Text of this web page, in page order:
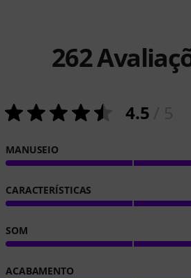
262
4.5
MANUSEIO
CARACTERÍSTICAS
SOM
ACABAMENTO